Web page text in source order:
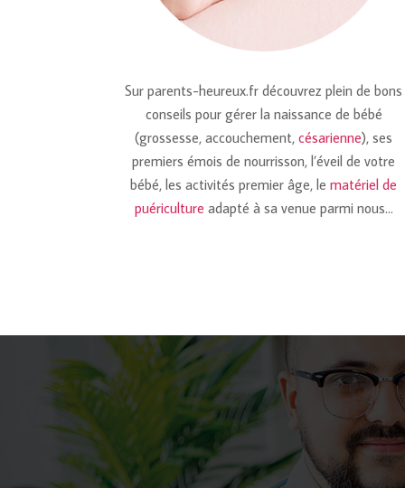
Sur parents-heureux.fr découvrez plein de bons
conseils pour gérer la naissance de bébé
(grossesse, accouchement,césarienne), ses
premiers émois de nourrisson, l’éveil de votre
bébé, les activités premier âge, lematériel de
puériculture adapté à sa venue parmi nous…